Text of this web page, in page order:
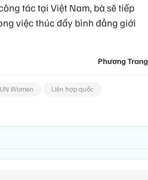
tác tại Việt Nam, bà sẽ tiếp
việc thúc đẩy bình đẳng giới
Phương Trang
UN Women
Liên hợp quốc